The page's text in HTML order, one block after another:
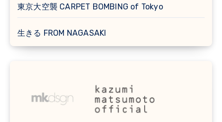
東京大空襲 CARPET BOMBING of Tokyo
生きる FROM NAGASAKI